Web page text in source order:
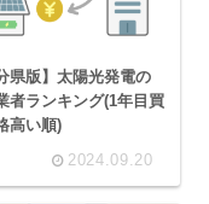
県版】太陽光発電の
者ランキング(1年目買
高い順)
2024.09.20